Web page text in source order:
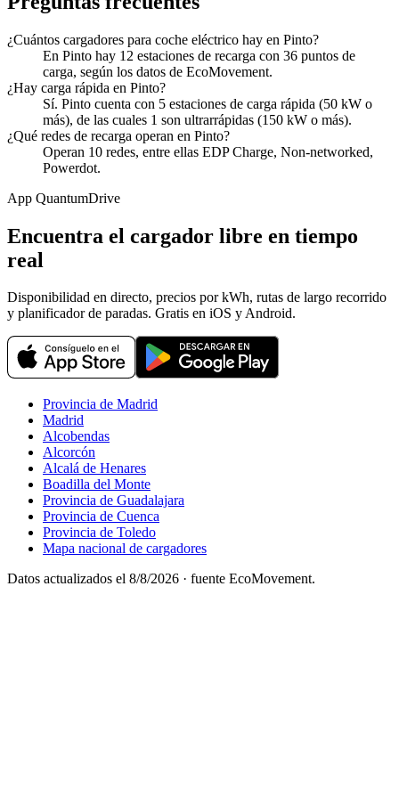
¿Cuántos cargadores para coche eléctrico hay en Pinto?
En Pinto hay 12 estaciones de recarga con 36 puntos de
carga, según los datos de EcoMovement.
¿Hay carga rápida en Pinto?
Sí. Pinto cuenta con 5 estaciones de carga rápida (50 kW o
más), de las cuales 1 son ultrarrápidas (150 kW o más).
¿Qué redes de recarga operan en Pinto?
Operan 10 redes, entre ellas EDP Charge, Non-networked,
Powerdot.
App QuantumDrive
Encuentra el cargador libre en tiempo
real
Disponibilidad en directo, precios por kWh, rutas de largo recorrido
y planificador de paradas. Gratis en iOS y Android.
Provincia de Madrid
Madrid
Alcobendas
Alcorcón
Alcalá de Henares
Boadilla del Monte
Provincia de Guadalajara
Provincia de Cuenca
Provincia de Toledo
Mapa nacional de cargadores
Datos actualizados el 8/8/2026 · fuente EcoMovement.